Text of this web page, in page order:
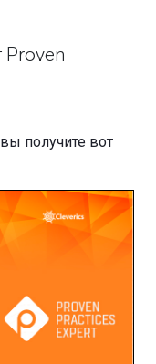
получите вот